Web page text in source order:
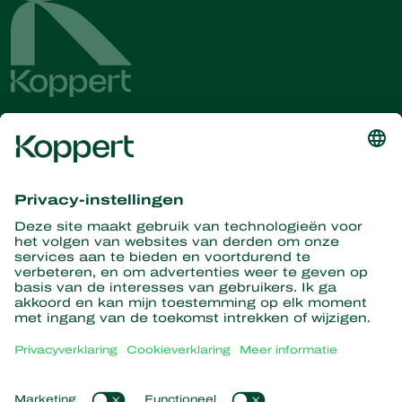
Ontvang het laatste nieuws en
informatie
Hier aanmelden
Partners with Nature
Roofmijten
Roofinsecten
Nuttige nematoden